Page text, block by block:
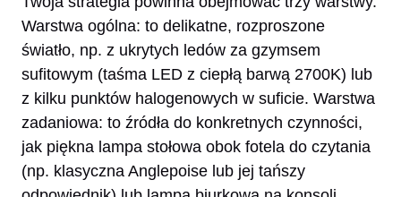
Warstwa ogólna: to delikatne, rozproszone
światło, np. z ukrytych ledów za gzymsem
sufitowym (taśma LED z ciepłą barwą 2700K) lub
z kilku punktów halogenowych w suficie. Warstwa
zadaniowa: to źródła do konkretnych czynności,
jak piękna lampa stołowa obok fotela do czytania
(np. klasyczna Anglepoise lub jej tańszy